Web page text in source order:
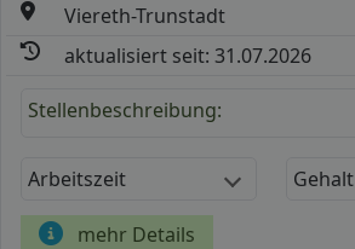
Viereth-Trunstadt
aktualisiert seit: 31.07.2026
Stellenbeschreibung:
Arbeitszeit Gehalt
mehr Details